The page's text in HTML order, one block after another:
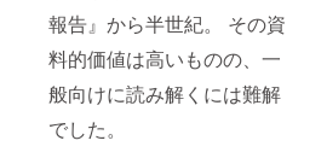
報告』から半世紀。 その資
料的価値は高いものの、一
般向けに読み解くには難解
でした。